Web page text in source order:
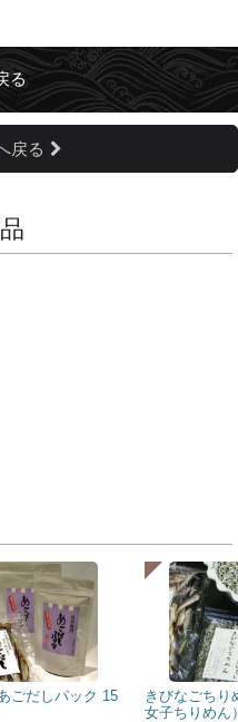
る
戻る
ごだしパック 15
きびなごちり
女子ちりめん